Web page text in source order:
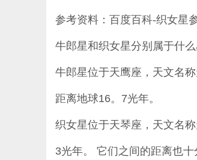
参考资料：百度百科-织女星
牛郎星和织女星分别属于什
牛郎星位于天鹰座，天文名
距离地球16。7光年。
织女星位于天琴座，天文名
3光年。 它们之间的距离也十